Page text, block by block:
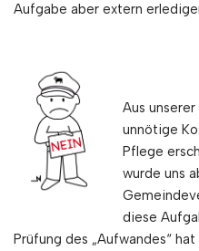
Aufgabe aber extern
Aus
unnötige
Pflege
wurde uns
diese
Prüfung des „Aufwandes“